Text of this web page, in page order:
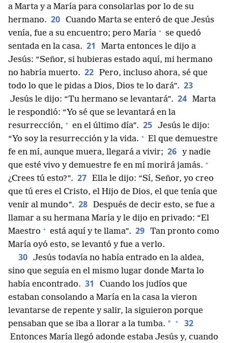
a Marta y a María para consolarlas por lo de su
hermano. 20 Cuando Marta se enteró de que Jesús
venía, fue a su encuentro; pero María + se quedó
sentada en la casa. 21
Marta entonces le dijo a
Jesús: “Señor, si hubieras estado aquí, mi hermano
no habría muerto. 22 Pero, incluso ahora, sé que
todo lo que le pidas a Dios, Dios te lo dará”. 23
Jesús le dijo: “Tu hermano se levantará”. 24 Marta
le respondió: “Yo sé que se levantará en la
resurrección, + en el último día”. 25 Jesús le dijo:
“Yo soy la resurrección y la vida. + El que demuestre
fe en mí, aunque muera, llegará a vivir; 26 y nadie
que esté vivo y demuestre fe en mí morirá jamás. +
¿Crees tú esto?”. 27 Ella le dijo: “Sí, Señor, yo creo
que tú eres el Cristo, el Hijo de Dios, el que tenía que
venir al mundo”. 28 Después de decir esto, se fue a
llamar a su hermana María y le dijo en privado: “El
Maestro + está aquí y te llama”. 29 Tan pronto como
María oyó esto, se levantó y fue a verlo.
30 Jesús todavía no había entrado en la aldea,
sino que seguía en el mismo lugar donde Marta lo
había encontrado. 31
Cuando los judíos que
estaban consolando a María en la casa la vieron
levantarse de repente y salir, la siguieron porque
pensaban que se iba a llorar a la tumba. * + 32
Entonces María llegó adonde estaba Jesús y, cuando